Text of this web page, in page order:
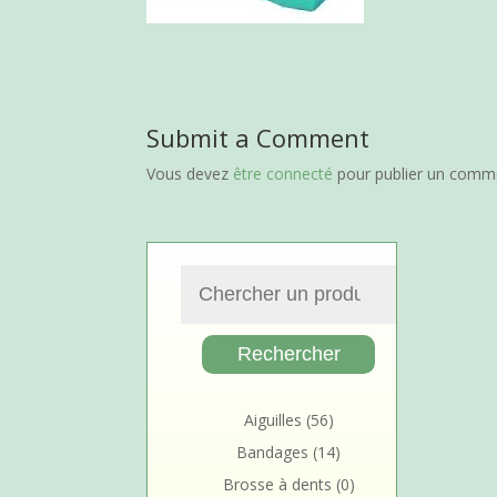
Submit a Comment
Vous devez être connecté pour publier un
Aiguilles (56)
Bandages (14)
Brosse à dents (0)